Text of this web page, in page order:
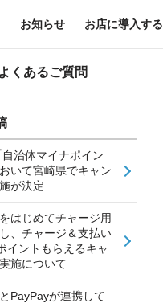
よくあるご質問
お知らせ お店に導入する
治体マイナポイン
いて宮崎県でキャン
が決定
はじめてチャージ用
、チャージ＆支払い
イントもらえるキャ
施について
PayPayが連携して